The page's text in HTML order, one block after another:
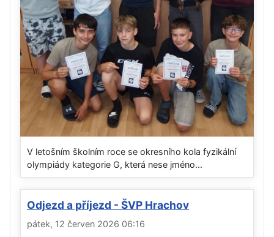
V letošním školním roce se okresního kola fyzikální
olympiády kategorie G, která nese jméno...
Odjezd a příjezd - ŠVP Hrachov
pátek, 12 červen 2026 06:16